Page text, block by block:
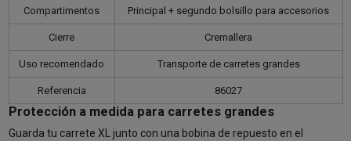
Compartimentos Principal + segundo bolsillo para accesorios
Cierre Cremallera
Uso recomendado Transporte de carretes grandes
Referencia 86027
Protección a medida para carretes grandes
Guarda tu carrete XL junto con una bobina de repuesto en el